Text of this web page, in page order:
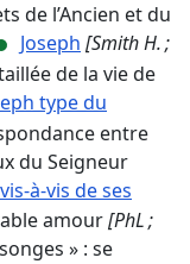
de l’Ancien et du
Joseph [Smith H. ;
de la vie de
type du
entre
du Seigneur
à-vis de ses
amour[PhL ;
» : se